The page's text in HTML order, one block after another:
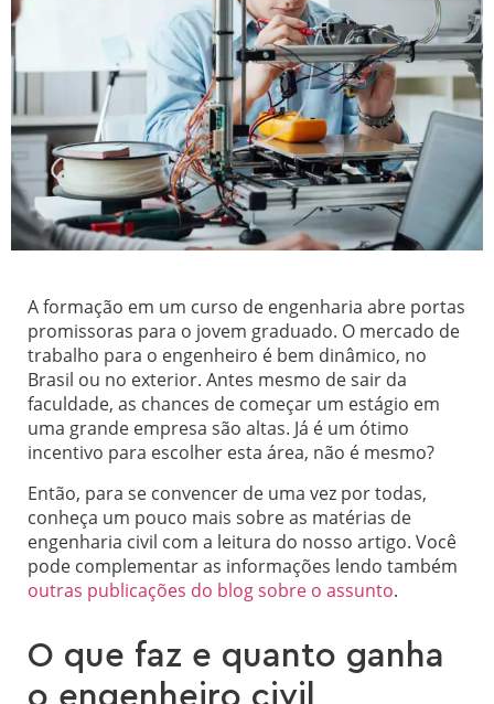
A formação em um curso de engenharia abre portas
promissoras para o jovem graduado. O mercado de
trabalho para o engenheiro é bem dinâmico, no
Brasil ou no exterior. Antes mesmo de sair da
faculdade, as chances de começar um estágio em
uma grande empresa são altas. Já é um ótimo
incentivo para escolher esta área, não é mesmo?
Então, para se convencer de uma vez por todas,
conheça um pouco mais sobre as matérias de
engenharia civil com a leitura do nosso artigo. Você
pode complementar as informações lendo também
outras publicações do blog sobre o assunto.
O que faz e quanto ganha
o engenheiro civil